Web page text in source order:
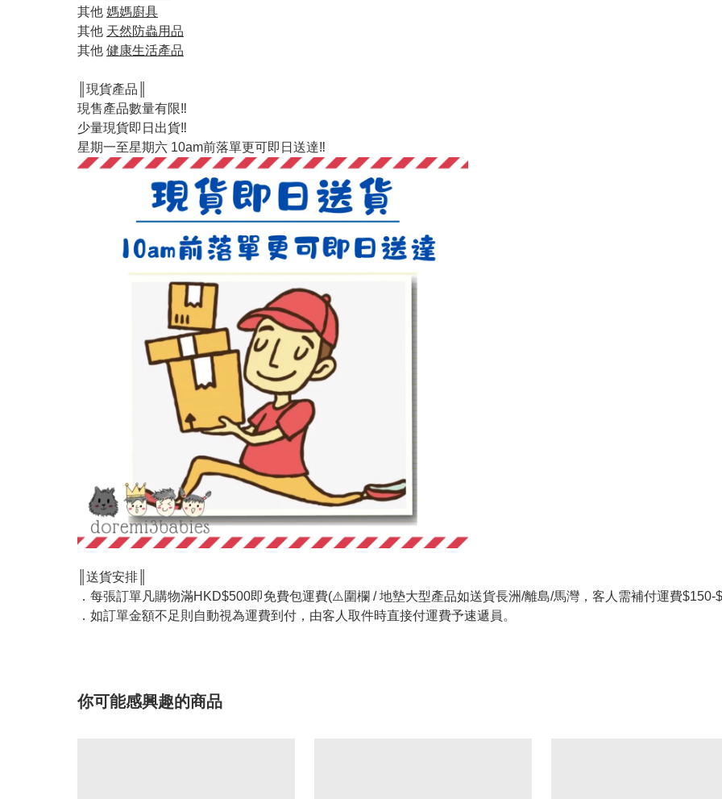
其他 媽媽廚具
其他 天然防蟲用品
其他 健康生活產品
║現貨產品║
現售產品數量有限‼️
少量現貨即日出貨‼️
星期一至星期六 10am前落單更可即日送達‼️
║送貨安排║
．每張訂單凡購物滿HKD$500即免費包運費(⚠️圍欄 / 地墊大型產品如送貨長洲/離島/馬灣，客人需補付運費
．如訂單金額不足則自動視為運費到付，由客人取件時直接付運費予速遞員。
你可能感興趣的商品